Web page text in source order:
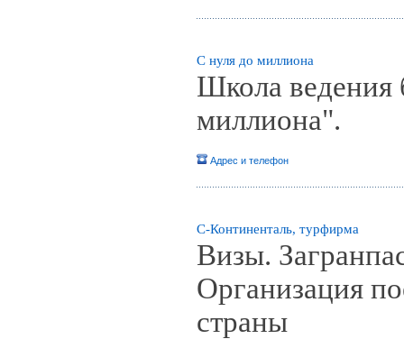
С нуля до миллиона
Школа ведения
миллиона".
Адрес и телефон
С-Континенталь, турфирма
Визы.
Организация
страны